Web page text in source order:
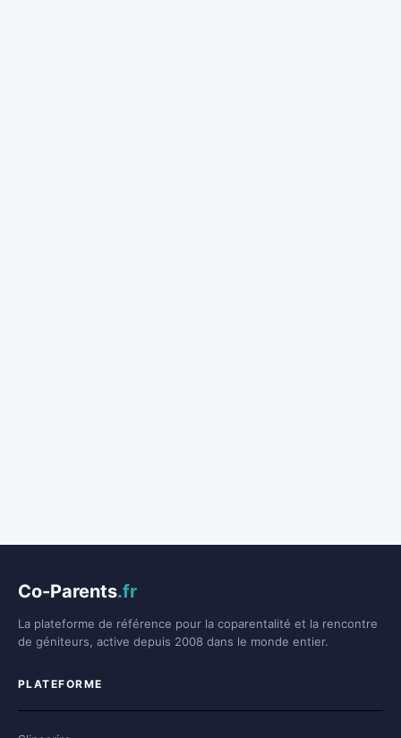
Co-Parents.fr
La plateforme de référence pour la coparentalité et la rencontre
de géniteurs, active depuis 2008 dans le monde entier.
PLATEFORME